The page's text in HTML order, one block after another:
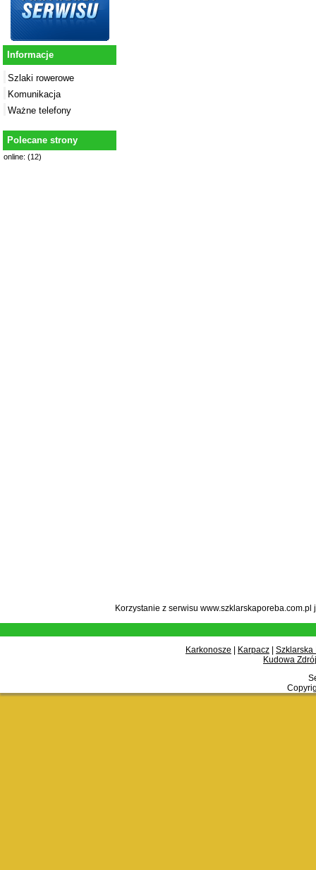
Informacje
Szlaki rowerowe
Komunikacja
Ważne telefony
Polecane strony
online: (12)
Korzystanie z serwisu
Karkonosze Karpacz
Szklarska
Kudowa